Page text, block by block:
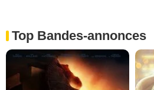
Top Bandes-annonces